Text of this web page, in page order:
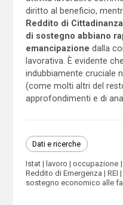
diritto al beneficio,
Reddito di
di sostegno abbiano
emancipazione dalla
lavorativa. È evidente
indubbiamente cruciale
(come molti altri del
approfondimenti e di
Dati e ricerche
Istat lavoro occupazione
Reddito di Emergenza
REI
sostegno economico alle